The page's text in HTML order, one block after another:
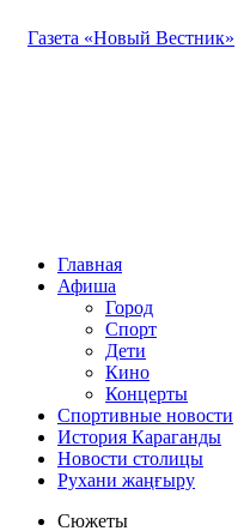
Газета «Новый Вестник»
Главная
Афиша
Город
Спорт
Дети
Кино
Концерты
Спортивные новости
История Караганды
Новости столицы
Рухани жаңғыру
Сюжеты